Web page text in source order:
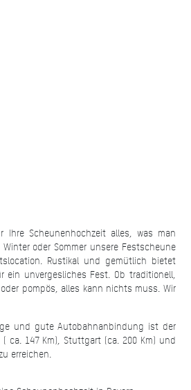
Ihre Scheunenhochzeit alles, was man
oder Sommer unsere Festscheune
Rustikal und gemütlich bietet
ein unvergesliches Fest. Ob traditionell,
pompös, alles kann nichts muss. Wir
und gute Autobahnanbindung ist der
ca. 147 Km), Stuttgart (ca. 200 Km) und
erreichen.